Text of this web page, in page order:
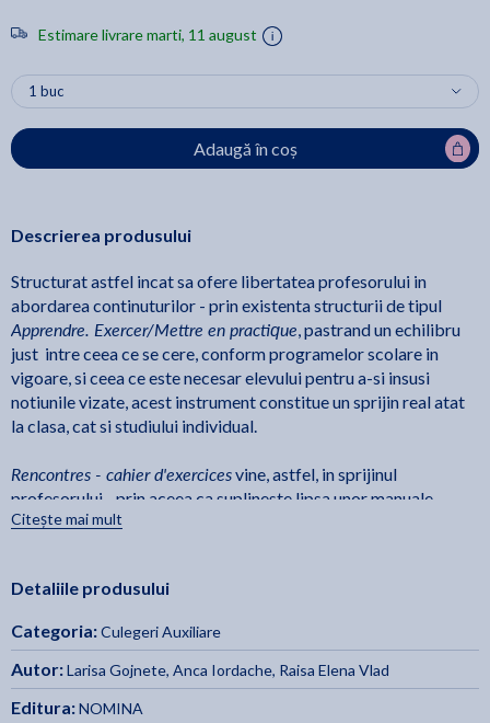
Estimare livrare marti, 11 august
Adaugă în coș
Descrierea produsului
Structurat astfel incat sa ofere libertatea profesorului in
abordarea continuturilor - prin existenta structurii de tipul
Apprendre. Exercer/Mettre en practique, pastrand un echilibru
just intre ceea ce se cere, conform programelor scolare in
vigoare, si ceea ce este necesar elevului pentru a-si insusi
notiunile vizate, acest instrument constitue un sprijin real atat
la clasa, cat si studiului individual.
Rencontres - cahier d'exercicesvine, astfel, in sprijinul
profesorului - prin aceea ca suplineste lipsa unor manuale
pentru nivelul gimnazial care sa fie pe deplin conforme cu
obiectivi si subiectivi, suport in dobandirea, de catre elevi, a
Citește mai mult
Detaliile produsului
Categoria:Culegeri Auxiliare
Autor:Larisa Gojnete, Anca Iordache, Raisa Elena Vlad
Editura:NOMINA